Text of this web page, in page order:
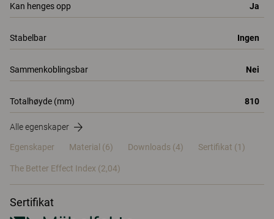
Kan henges opp Ja
Stabelbar Ingen
Sammenkoblingsbar Nei
Totalhøyde (mm) 810
Alle egenskaper
Egenskaper Material (6) Downloads (4) Sertifikat (1)
The Better Effect Index (2,04)
Sertifikat